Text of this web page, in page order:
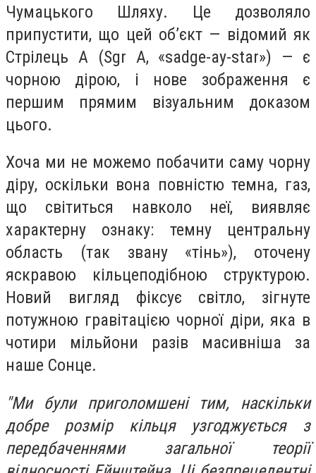
Чумацького Шляху. Це дозволяло
припустити, що цей об’єкт — відомий як
Стрілець A (Sgr A, «sadge-ay-star») — є
чорною дірою, і нове зображення є
першим прямим візуальним доказом
цього.
Хоча ми не можемо побачити саму чорну
діру, оскільки вона повністю темна, газ,
що світиться навколо неї, виявляє
характерну ознаку: темну центральну
область (так звану «тінь»), оточену
яскравою кільцеподібною структурою.
Новий вигляд фіксує світло, зігнуте
потужною гравітацією чорної діри, яка в
чотири мільйони разів масивніша за
наше Сонце.
"Ми були приголомшені тим, наскільки
добре розмір кільця узгоджується з
передбаченнями загальної теорії